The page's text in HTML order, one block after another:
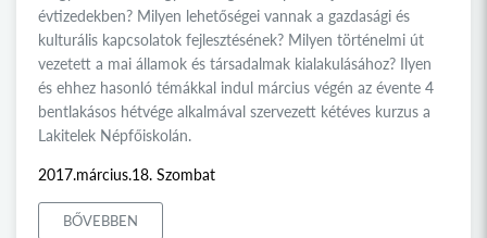
évtizedekben? Milyen lehetőségei vannak a gazdasági és
kulturális kapcsolatok fejlesztésének? Milyen történelmi út
vezetett a mai államok és társadalmak kialakulásához? Ilyen
és ehhez hasonló témákkal indul március végén az évente 4
bentlakásos hétvége alkalmával szervezett kétéves kurzus a
Lakitelek Népfőiskolán.
2017.március.18. Szombat
BŐVEBBEN